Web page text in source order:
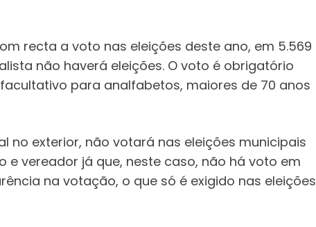
recta a voto nas eleições deste ano, em 5.569
não haverá eleições. O voto é obrigatório
para analfabetos, maiores de 70 anos
no exterior, não votará nas eleições municipais
vereador já que, neste caso, não há voto em
na votação, o que só é exigido nas eleições